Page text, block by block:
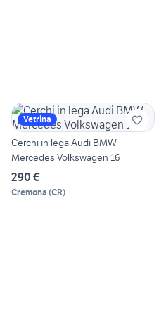
Vetrina
Cerchi in lega Audi BMW
Mercedes Volkswagen 16
290 €
Cremona (CR)